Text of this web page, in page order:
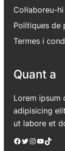
Col·laboreu-hi
Polítiques de
Termes i
Quant a
Lorem ipsum
adipisicing
ut labore et
Facebook Twitter Instagram YouTube TikTok